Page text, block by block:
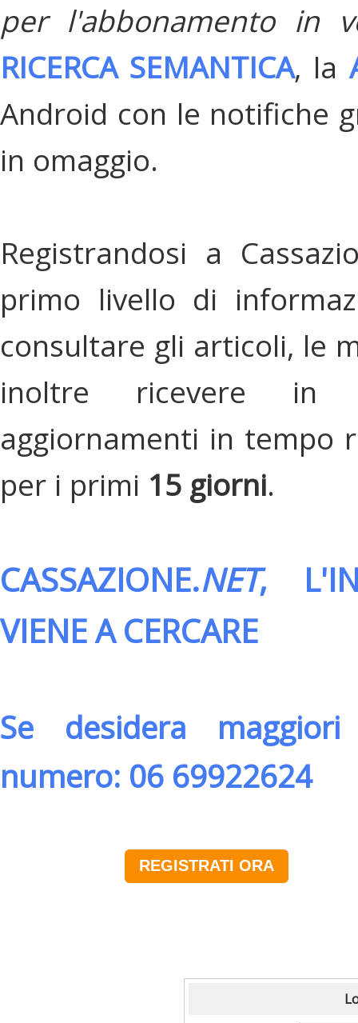
per l'abbonamento in
RICERCA SEMANTICA, la
Android con le notifiche
in omaggio.
Registrandosi a
primo livello di
consultare gli articoli, le
inoltre ricevere in
aggiornamenti in tempo
per i primi 15 giorni.
CASSAZIONE.NET,
VIENE A CERCARE
Se desidera
numero: 06 69922624
REGISTRATI ORA